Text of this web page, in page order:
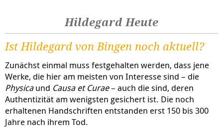
Hildegard Heute
Ist Hildegard von Bingen noch aktuell?
Zunächst einmal muss festgehalten werden, dass jene
Werke, die hier am meisten von Interesse sind – die
Physicaund Causa et Curae– auch die sind, deren
Authentizität am wenigsten gesichert ist. Die noch
erhaltenen Handschriften entstanden erst 150 bis 300
Jahre nach ihrem Tod.